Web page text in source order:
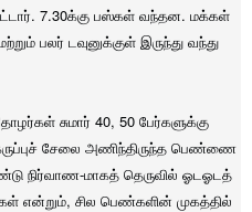
7.30க்கு பஸ்கள் வந்தன. மக்கள்
பலர் டவுனுக்குள் இருந்து வந்து
சுமார் 40, 50 பேர்களுக்கு
கருப்புச் சேலை அணிந்திருந்த பெண்ணை
நிர்வாண-மாகத் தெருவில் ஓடஓடத்
என்றும், சில பெண்களின் முகத்தில்